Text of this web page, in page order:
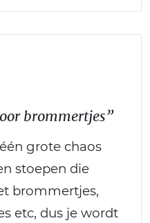
brommertjes”
grote chaos
stoepen die
brommertjes,
etc, dus je wordt